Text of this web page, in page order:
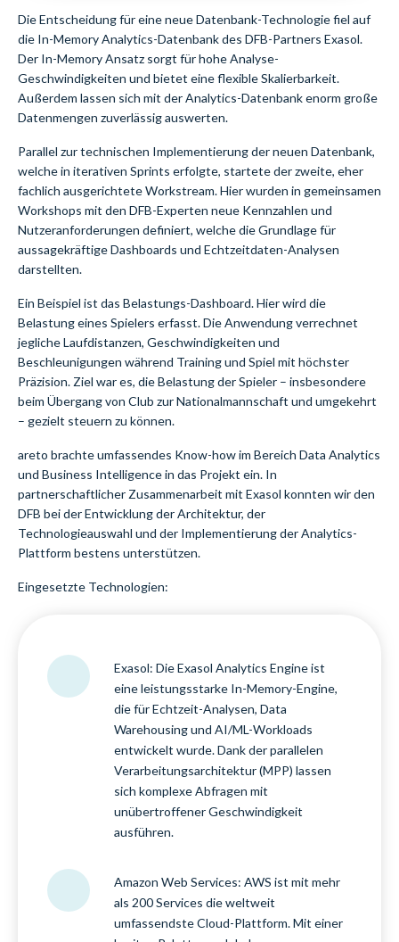
Die Entscheidung für eine neue Datenbank-Technologie fiel auf
die In-Memory Analytics-Datenbank des DFB-Partners Exasol.
Der In-Memory Ansatz sorgt für hohe Analyse-
Geschwindigkeiten und bietet eine flexible Skalierbarkeit.
Außerdem lassen sich mit der Analytics-Datenbank enorm große
Datenmengen zuverlässig auswerten.
Parallel zur technischen Implementierung der neuen Datenbank,
welche in iterativen Sprints erfolgte, startete der zweite, eher
fachlich ausgerichtete Workstream. Hier wurden in gemeinsamen
Workshops mit den DFB-Experten neue Kennzahlen und
Nutzeranforderungen definiert, welche die Grundlage für
aussagekräftige Dashboards und Echtzeitdaten-Analysen
darstellten.
Ein Beispiel ist das Belastungs-Dashboard. Hier wird die
Belastung eines Spielers erfasst. Die Anwendung verrechnet
jegliche Laufdistanzen, Geschwindigkeiten und
Beschleunigungen während Training und Spiel mit höchster
Präzision. Ziel war es, die Belastung der Spieler – insbesondere
beim Übergang von Club zur Nationalmannschaft und umgekehrt
– gezielt steuern zu können.
areto brachte umfassendes Know-how im Bereich Data Analytics
und Business Intelligence in das Projekt ein. In
partnerschaftlicher Zusammenarbeit mit Exasol konnten wir den
DFB bei der Entwicklung der Architektur, der
Technologieauswahl und der Implementierung der Analytics-
Plattform bestens unterstützen.
Eingesetzte Technologien:
Exasol: Die Exasol Analytics Engine ist
eine leistungsstarke In-Memory-Engine,
die für Echtzeit-Analysen, Data
Warehousing und AI/ML-Workloads
entwickelt wurde. Dank der parallelen
Verarbeitungsarchitektur (MPP) lassen
sich komplexe Abfragen mit
unübertroffener Geschwindigkeit
ausführen.
Amazon Web Services: AWS ist mit mehr
als 200 Services die weltweit
umfassendste Cloud-Plattform. Mit einer